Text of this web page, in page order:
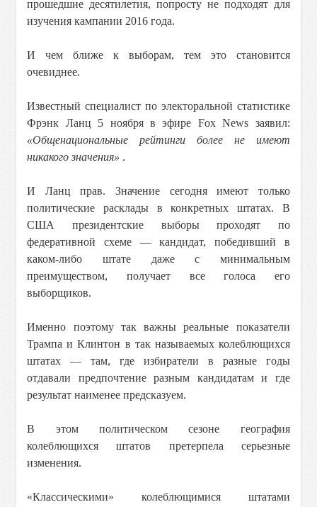
прошедшие десятилетия, попросту не подходят для
изучения кампании 2016 года.
И чем ближе к выборам, тем это становится
очевиднее.
Известный специалист по электоральной статистике
Фрэнк Ланц 5 ноября в эфире Fox News заявил:
«Общенациональные рейтинги более не имеют
никакого значения» .
И Ланц прав. Значение сегодня имеют только
политические расклады в конкретных штатах. В
США президентские выборы проходят по
федеративной схеме — кандидат, победивший в
каком-либо штате даже с минимальным
преимуществом, получает все голоса его
выборщиков.
Именно поэтому так важны реальные показатели
Трампа и Клинтон в так называемых колеблющихся
штатах — там, где избиратели в разные годы
отдавали предпочтение разным кандидатам и где
результат наименее предсказуем.
В этом политическом сезоне география
колеблющихся штатов претерпела серьезные
изменения.
«Классическими» колеблющимися штатами